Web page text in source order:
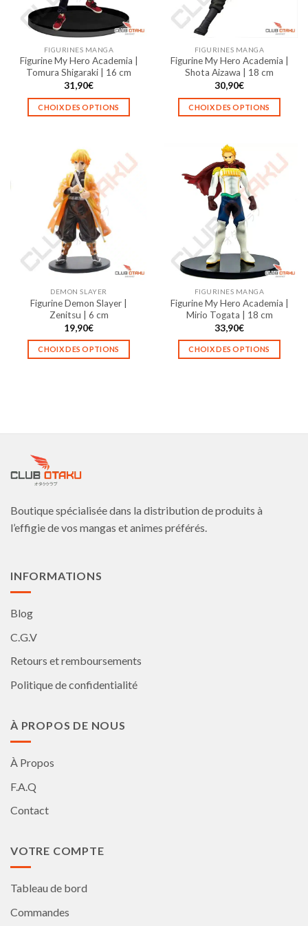
choisies
la
page
produit
page
produit
FIGURINES MANGA
Figurine My Hero Academia |
Tomura Shigaraki | 16 cm
31,90€
CHOIX DES OPTIONS
a
plusieurs
variations.
Les
options
peuvent
être
choisies
sur
page
du
produit
FIGURINES MANGA
Figurine My Hero Academia |
Shota Aizawa | 18 cm
30,90€
CHOIX DES OPTIONS
a
plusieurs
variations.
Les
options
peuvent
être
choisies
sur
la
page
du
produit
DEMON SLAYER
Figurine Demon Slayer |
Zenitsu | 6 cm
19,90€
CHOIX DES OPTIONS
Les
être
sur
la
FIGURINES MANGA
Figurine My Hero Academia |
Mirio Togata | 18 cm
33,90€
CHOIX DES OPTIONS
Les
sur
Boutique spécialisée dans la distribution de produits à
l’effigie de vos mangas et animes préférés.
INFORMATIONS
Blog
C.G.V
Retours et remboursements
Politique de confidentialité
À PROPOS DE NOUS
À Propos
F.A.Q
Contact
VOTRE COMPTE
Tableau de bord
Commandes